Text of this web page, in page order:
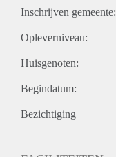
Inschrijven gemeente:
Opleverniveau:
Huisgenoten:
Begindatum:
Bezichtiging